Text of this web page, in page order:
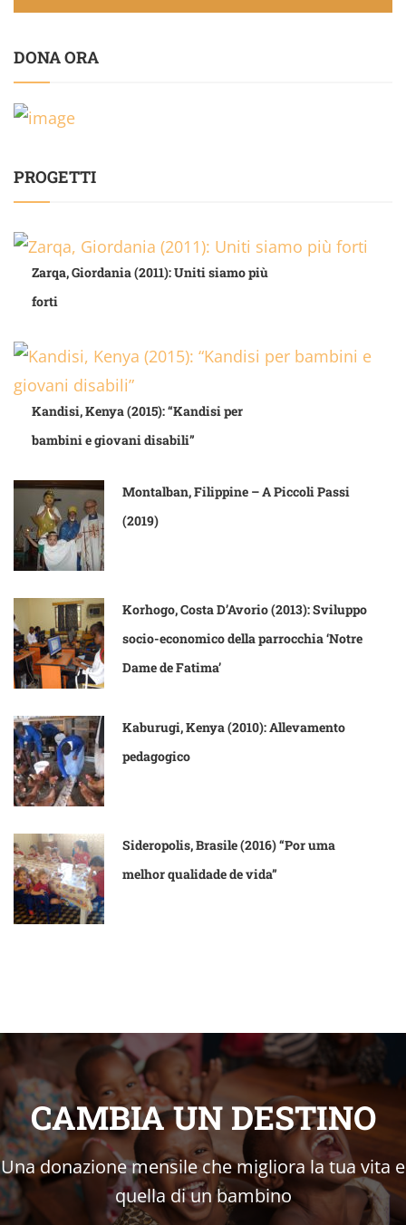
DONA ORA
PROGETTI
Zarqa, Giordania (2011): Uniti siamo più
forti
Kandisi, Kenya (2015): “Kandisi per
bambini e giovani disabili”
Montalban, Filippine – A Piccoli Passi
(2019)
Korhogo, Costa D’Avorio (2013): Sviluppo
socio-economico della parrocchia ‘Notre
Dame de Fatima’
Kaburugi, Kenya (2010): Allevamento
pedagogico
Sideropolis, Brasile (2016) “Por uma
melhor qualidade de vida”
CAMBIA UN DESTINO
Una donazione mensile che migliora la tua vita e
quella di un bambino